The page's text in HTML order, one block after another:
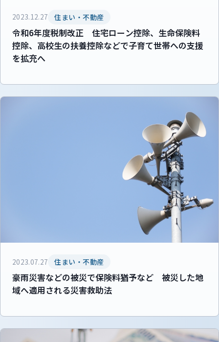
2023.12.27 住まい・不動産
令和6年度税制改正 住宅ローン控除、生命保険料
控除、高校生の扶養控除などで子育て世帯への支援
を拡充へ
2023.07.27 住まい・不動産
豪雨災害などの被災で保険料猶予など 被災した地
域へ適用される災害救助法